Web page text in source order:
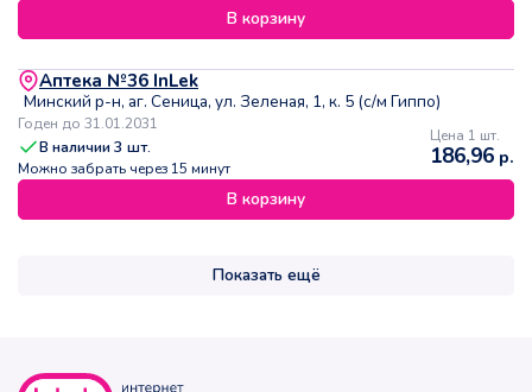
В корзину
Аптека №36 InLek
Минский р-н, аг. Сеница, ул. Зеленая, 1, к. 5 (с/м Гиппо)
Годен до 31.01.2031
В наличии3 шт.
Можно забрать через 15 минут
Цена 1 шт.
186,96 р.
В корзину
Показать ещё